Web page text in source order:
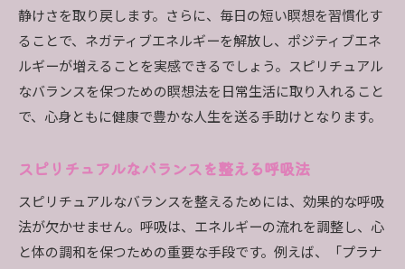
静けさを取り戻します。さらに、毎日の短い瞑想を習慣化す
ることで、ネガティブエネルギーを解放し、ポジティブエネ
ルギーが増えることを実感できるでしょう。スピリチュアル
なバランスを保つための瞑想法を日常生活に取り入れること
で、心身ともに健康で豊かな人生を送る手助けとなります。
スピリチュアルなバランスを整える呼吸法
スピリチュアルなバランスを整えるためには、効果的な呼吸
法が欠かせません。呼吸は、エネルギーの流れを調整し、心
と体の調和を保つための重要な手段です。例えば、「プラナ